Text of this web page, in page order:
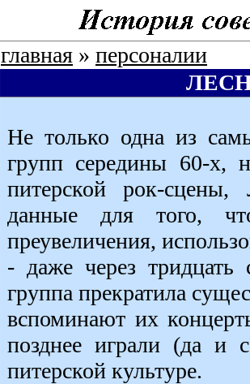
главная » персоналии
Не только одна из
групп середины 60-х,
питерской рок-
данные для того,
преувеличения,
- даже через
группа прекратила
вспоминают их
позднее играли (да и
питерской культуре.